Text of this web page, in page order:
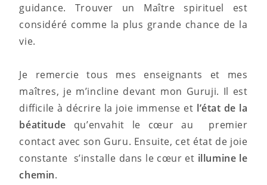
guidance. Trouver un Maître spirituel est
considéré comme la plus grande chance de la
vie.
Je remercie tous mes enseignants et mes
maîtres, je m’incline devant mon Guruji. Il est
difficile à décrire la joie immense et l’état de la
béatitude qu’envahit le cœur au premier
contact avec son Guru. Ensuite, cet état de joie
constante s’installe dans le cœur et illumine le
chemin.